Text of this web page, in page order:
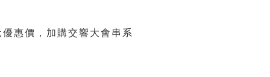
惠價，加購交響大會串系